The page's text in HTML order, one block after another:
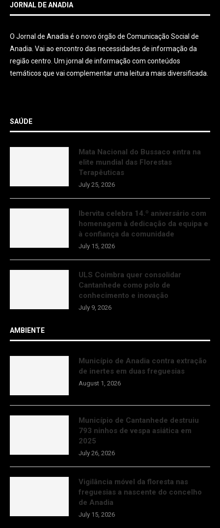
JORNAL DE ANADIA
O Jornal de Anadia é o novo órgão de Comunicação Social de
Anadia. Vai ao encontro das necessidades de informação da
região centro. Um jornal de informação com conteúdos
temáticos que vai complementar uma leitura mais diversificada.
SAÚDE
Mata Nacional do Bussaco entra na
elite mundial das Florestas
Terapêuticas
July 25, 2026
Ibervita celebra 14.º aniversário com
homenagem à dedicação da equipa e
à confiança da comunidade
July 15, 2026
ULS Coimbra quer consolidar
Cantanhede como polo de
conhecimento e inovação
July 9, 2026
AMBIENTE
Município de Anadia contra extração
de inertes em duas freguesias
August 1, 2026
Município de Cantanhede destruiu
793 ninhos de vespa asiática em
2025
July 26, 2026
Vigilância móvel da floresta nas
freguesias a nascente do concelho
de Anadia
July 15, 2026